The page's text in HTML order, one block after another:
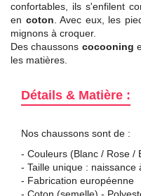
confortables, ils s'enfilent
en coton . Avec eux, les
mignons à croquer.
Des chaussons cocooning
les matières.
Détails & Matière :
Nos chaussons sont de :
- Couleurs (Blanc / Rose /
- Taille unique : naissance
- Fabrication européenne